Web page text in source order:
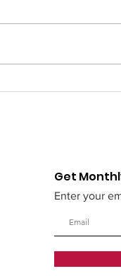
Get
Enter your